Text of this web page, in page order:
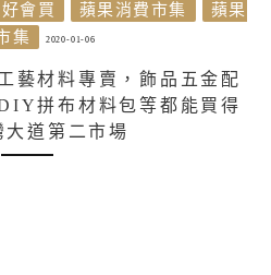
會買 蘋果消費市集
蘋果
集
2020-01-06
藝材料專賣，飾品五金配
拼布材料包等都能買得
大道第二市場